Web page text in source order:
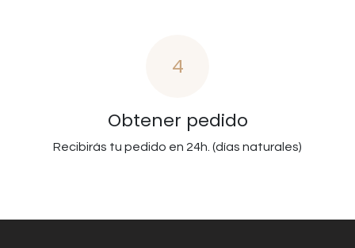
4
Obtener pedido
Recibirás tu pedido en 24h. (días naturales)